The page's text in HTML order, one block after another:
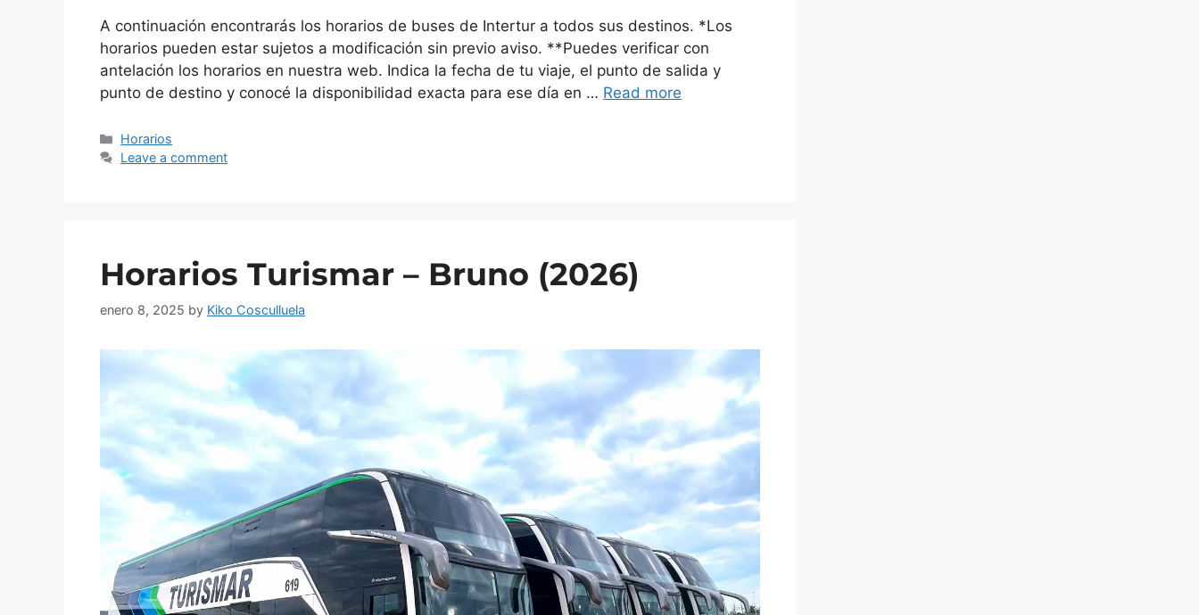
A continuación encontrarás los horarios de buses de Intertur a todos sus destinos. *Los
horarios pueden estar sujetos a modificación sin previo aviso. **Puedes verificar con
antelación los horarios en nuestra web. Indica la fecha de tu viaje, el punto de salida y
punto de destino y conocé la disponibilidad exacta para ese día en … Read more
Horarios
Leave a comment
Horarios Turismar – Bruno (2026)
enero 8, 2025 by Kiko Cosculluela